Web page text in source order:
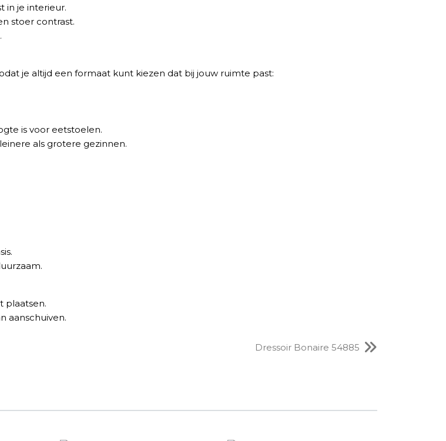
in je interieur.
stoer contrast.
je altijd een formaat kunt kiezen dat bij jouw ruimte past:
is voor eetstoelen.
als grotere gezinnen.
plaatsen.
aanschuiven.
Dressoir Bonaire 54885